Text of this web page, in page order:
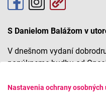
Nastavenia ochrany osobných
S Danielom Balážom v
V dnešnom vydaní
ponúkneme hudbu od
Mars, Polajka, Alapastel,
ďalších.